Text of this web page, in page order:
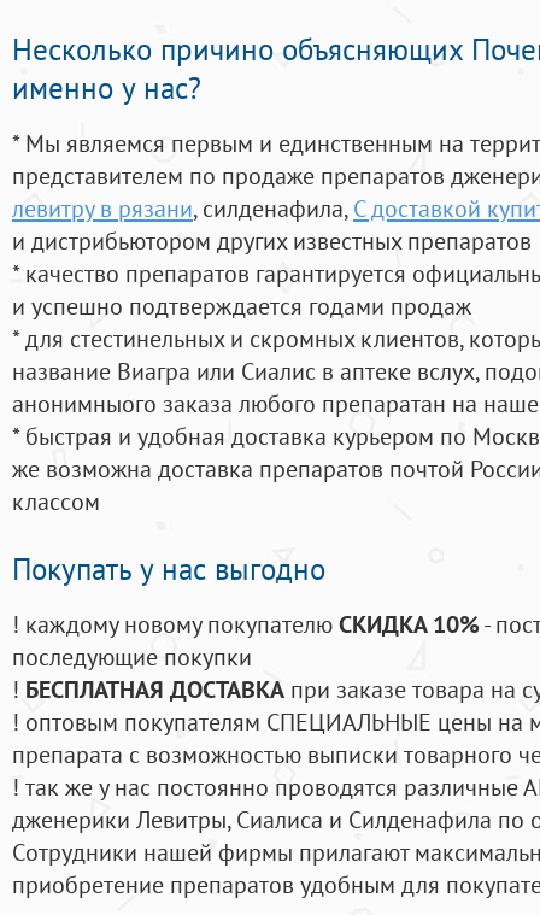
Несколько причино объясняющих
именно у нас?
* Мы являемся первым и единственным на
представителем по продаже препаратов
левитру в рязани, силденафила, С доставкой
и дистрибьютором других известных препаратов
* качество препаратов гарантируется
и успешно подтверждается годами продаж
* для стестинельных и скромных клиентов,
название Виагра или Сиалис в аптеке вслух,
анонимныого заказа любого препаратан на
* быстрая и удобная доставка курьером по
же возможна доставка препаратов почтой
классом
Покупать у нас выгодно
! каждому новому покупателюСКИДКА 10%-
последующие покупки
! БЕСПЛАТНАЯ ДОСТАВКА при заказе товара на
! оптовым покупателям СПЕЦИАЛЬНЫЕ цены на
препарата с возможностью выписки товарного
! так же у нас постоянно проводятся
дженерики Левитры, Сиалиса и Силденафила по
Cотрудники нашей фирмы прилагают
приобретение препаратов удобным для